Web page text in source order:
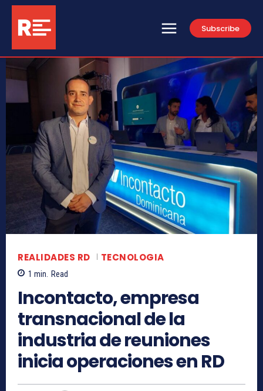
Subscribe
REALIDADES RD TECNOLOGIA
1 min. Read
Incontacto, empresa
transnacional de la
industria de reuniones
inicia operaciones en RD